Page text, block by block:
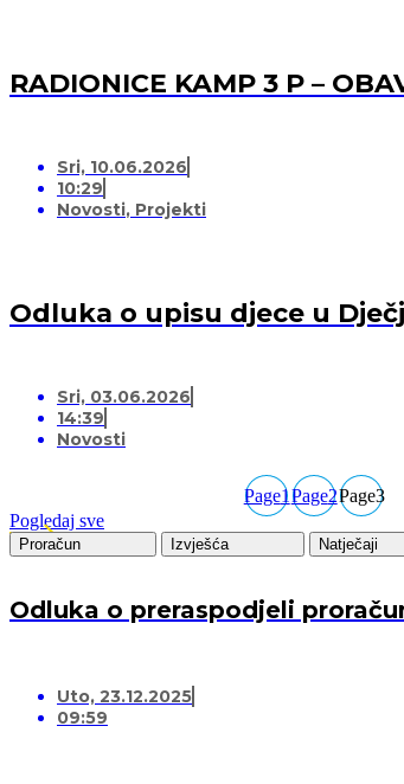
RADIONICE KAMP 3 P –
Sri, 10.06.2026
10:29
Novosti, Projekti
Odluka o upisu djece u
Sri, 03.06.2026
14:39
Novosti
Page1Page2Page3
Pogledaj sve
Proračun Izvješća Natječaji
Odluka o preraspodjeli
Uto, 23.12.2025
09:59